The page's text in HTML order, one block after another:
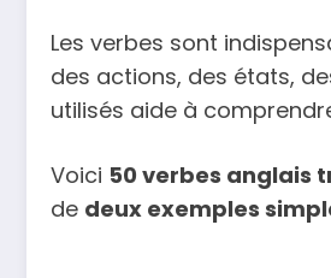
Les verbes sont
des actions, des états,
utilisés aide à
Voici 50 verbes anglais
de deux exemples